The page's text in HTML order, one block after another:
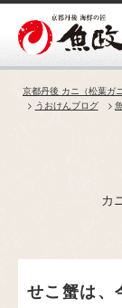
Skip
content
京都丹後 カニ（松葉ガ
うおけんブログ
カ
せこ蟹は、